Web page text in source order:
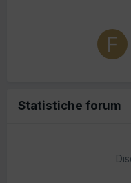
Statistiche forum